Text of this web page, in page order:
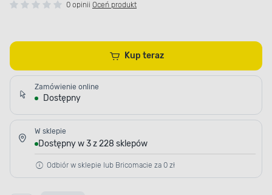
0 opinii Oceń produkt
Kup teraz
Zamówienie online
Dostępny
W sklepie
Dostępny w 3 z 228 sklepów
Odbiór w sklepie lub Bricomacie za 0 zł